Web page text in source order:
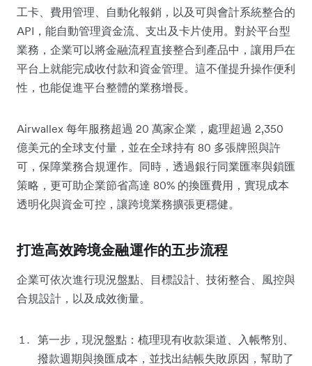
工卡、費用管理、自動化報銷，以及可與會計系統整合的
API，能自動管理資金流、支出及卡片使用。對於平台型
業務，企業可以將金融流程直接整合到產品中，讓用戶在
平台上就能完成收付款和資金管理。這不僅提升操作便利
性，也能促進平台整體的業務增長。
Airwallex 每年服務超過 20 萬家企業，處理超過 2,350
億美元的全球支付量，並在全球持有 80 多張牌照與許
可，保障業務合規運作。同時，透過銀行同業匯率與鎖匯
策略，更可助企業節省高達 80% 的換匯費用，實現成本
透明化與資金可控，讓跨境業務擴張更穩健。
打造高效跨境金融運作的五步流程
企業可依次進行現況盤點、目標設計、技術整合、風控與
合規設計，以及成效衡量。
第一步，現況盤點：梳理現有收款渠道、入帳幣別、
撥款週期與換匯成本，並找出結帳失敗原因，幫助了